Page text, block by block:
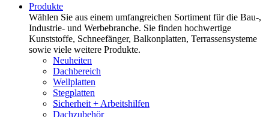
Produkte
Wählen Sie aus einem umfangreichen Sortiment für die Bau-,
Industrie- und Werbebranche. Sie finden hochwertige
Kunststoffe, Schneefänger, Balkonplatten, Terrassensysteme
sowie viele weitere Produkte.
Neuheiten
Dachbereich
Wellplatten
Stegplatten
Sicherheit + Arbeitshilfen
Dachzubehör